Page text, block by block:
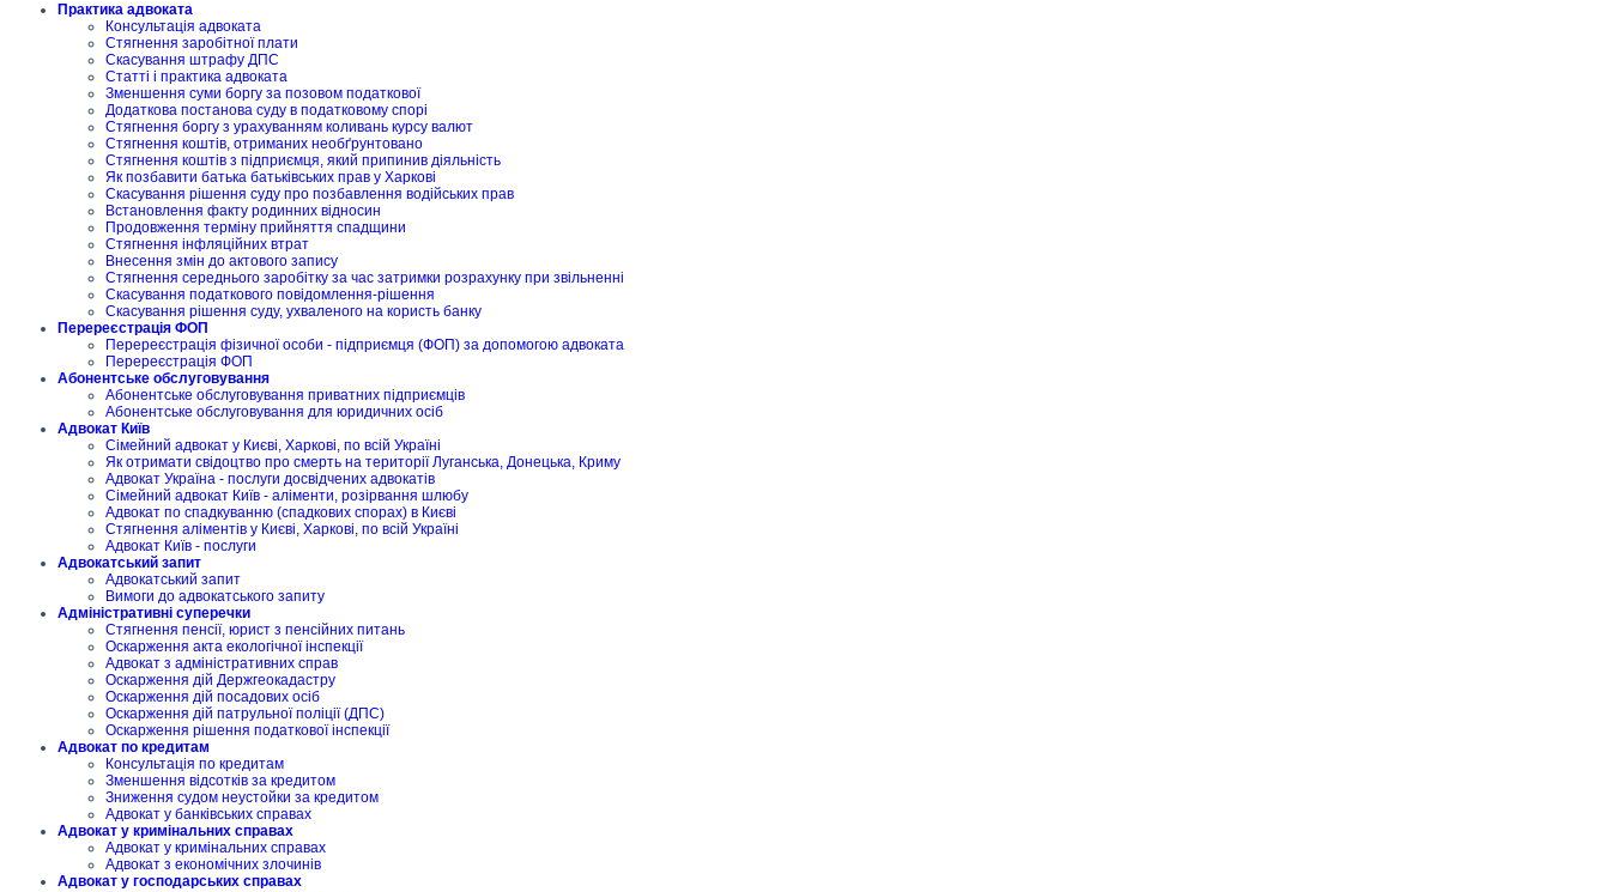
Практика адвоката
Консультація адвоката
Стягнення заробітної плати
Скасування штрафу ДПС
Статті і практика адвоката
Зменшення суми боргу за позовом податкової
Додаткова постанова суду в податковому спорі
Стягнення боргу з урахуванням коливань курсу валют
Стягнення коштів, отриманих необґрунтовано
Стягнення коштів з підприємця, який припинив діяльність
Як позбавити батька батьківських прав у Харкові
Скасування рішення суду про позбавлення водійських прав
Встановлення факту родинних відносин
Продовження терміну прийняття спадщини
Стягнення інфляційних втрат
Внесення змін до актового запису
Стягнення середнього заробітку за час затримки розрахунку при звільненні
Скасування податкового повідомлення-рішення
Скасування рішення суду, ухваленого на користь банку
Перереєстрація ФОП
Перереєстрація фізичної особи - підприємця (ФОП) за допомогою адвоката
Перереєстрація ФОП
Абонентське обслуговування
Абонентське обслуговування приватних підприємців
Абонентське обслуговування для юридичних осіб
Адвокат Київ
Сімейний адвокат у Києві, Харкові, по всій Україні
Як отримати свідоцтво про смерть на території Луганська, Донецька, Криму
Адвокат Україна - послуги досвідчених адвокатів
Сімейний адвокат Київ - аліменти, розірвання шлюбу
Адвокат по спадкуванню (спадкових спорах) в Києві
Стягнення аліментів у Києві, Харкові, по всій Україні
Адвокат Київ - послуги
Адвокатський запит
Адвокатський запит
Вимоги до адвокатського запиту
Адміністративні суперечки
Стягнення пенсії, юрист з пенсійних питань
Оскарження акта екологічної інспекції
Адвокат з адміністративних справ
Оскарження дій Держгеокадастру
Оскарження дій посадових осіб
Оскарження дій патрульної поліції (ДПС)
Оскарження рішення податкової інспекції
Адвокат по кредитам
Консультація по кредитам
Зменшення відсотків за кредитом
Зниження судом неустойки за кредитом
Адвокат у банківських справах
Адвокат у кримінальних справах
Адвокат у кримінальних справах
Адвокат з економічних злочинів
Адвокат у господарських справах